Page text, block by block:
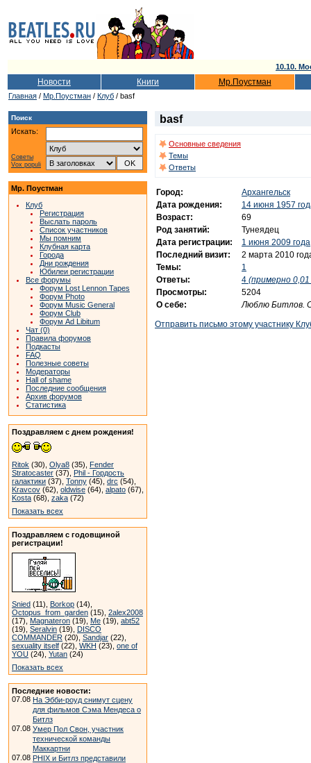
10.10.
Новости Книги Мр.Поустман
Главная / Мр.Поустман / Клуб / basf
Поиск
Искать:
Советы
Vox populi
Мр. Поустман
Клуб
Регистрация
Выслать пароль
Список участников
Мы помним
Клубная карта
Города
Дни рождения
Юбилеи регистрации
Все форумы
Форум Lost Lennon Tapes
Форум Photo
Форум Music General
Форум Club
Форум Ad Libitum
Чат (0)
Правила форумов
Подкасты
FAQ
Полезные советы
Модераторы
Hall of shame
Последние сообщения
Архив форумов
Статистика
Поздравляем с днем рождения!
Ritok (30), Olya8 (35), Fender
Stratocaster (37), Phil - Гордость
галактики (37), Tonny (45), drc (54),
Kravcov (62), oldwise (64), alpato (67),
Kosta (68), zaka (72)
Показать всех
Поздравляем с годовщиной
регистрации!
Snied (11), Borkop (14),
Octopus_from_garden (15), 2alex2008
(17), Magnateron (19), Me (19), abt52
(19), Seralvin (19), DISCO
COMMANDER (20), Sandjar (22),
sexuality itself (22), WKH (23), one of
YOU (24), Yutan (24)
Показать всех
Последние новости:
07.08 На Эбби-роуд снимут сцену
для фильмов Сэма Мендеса о
Битлз
07.08 Умер Пол Свон, участник
технической команды
Маккартни
07.08 PHIX и Битлз представили
basf
Основные сведения
Темы
Ответы
Город:
Архангельск
Дата рождения:
14 июня 1957
Возраст:
69
Род занятий:
Тунеядец
Дата регистрации:
1 июня 2009 года
Последний визит:
2 марта 2010
Темы:
1
Ответы:
4 (примерно 0,01
Просмотры:
5204
О себе:
Люблю Битлов.
Отправить письмо этому участнику